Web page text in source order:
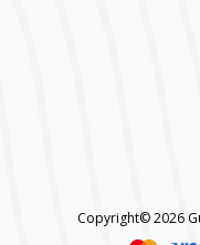
Copyright© 2026